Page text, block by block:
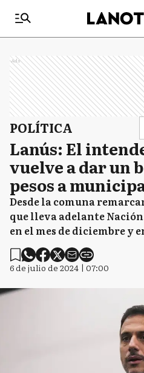
Ads
POLÍTICA
Lanús: El
vuelve a dar un
pesos a
Desde la comuna
que lleva adelante
en el mes de diciembre y
6 de julio de 2024 | 07:00